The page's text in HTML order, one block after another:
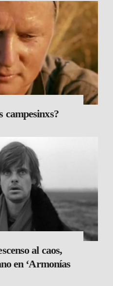
campesinxs?
al caos,
en ‘Armonías